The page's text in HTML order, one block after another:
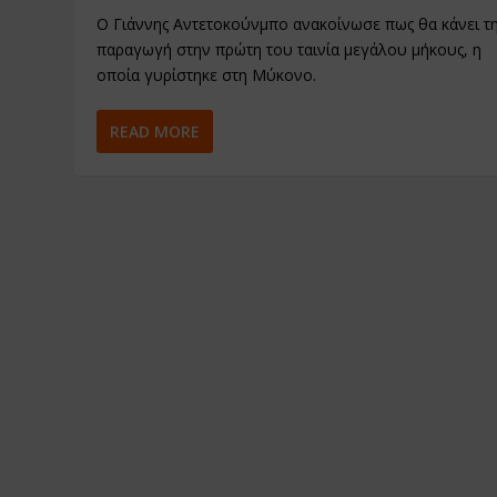
Ο Γιάννης Αντετοκούνμπο ανακοίνωσε πως θα κάνει
παραγωγή στην πρώτη του ταινία μεγάλου μήκους, η
οποία γυρίστηκε στη Μύκονο.
READ MORE